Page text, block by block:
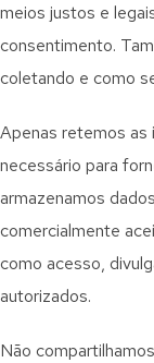
meios justos e
consentimento.
coletando e como
Apenas retemos
necessário para
armazenamos
comercialmente
como acesso,
autorizados.
Não